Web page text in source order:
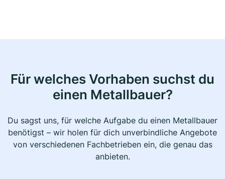
Für welches Vorhaben suchst du
einen Metallbauer?
Du sagst uns, für welche Aufgabe du einen Metallbauer
benötigst – wir holen für dich unverbindliche Angebote
von verschiedenen Fachbetrieben ein, die genau das
anbieten.